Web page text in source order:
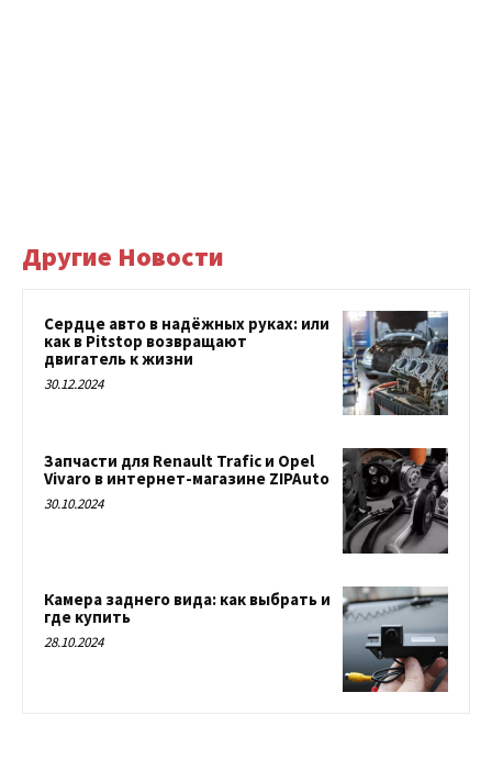
Другие Новости
Сердце авто в надёжных руках: или
как в Pitstop возвращают
двигатель к жизни
30.12.2024
Запчасти для Renault Trafic и Opel
Vivaro в интернет-магазине ZIPAuto
30.10.2024
Камера заднего вида: как выбрать и
где купить
28.10.2024